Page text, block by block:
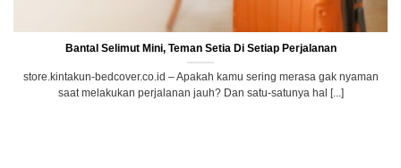
Bantal Selimut Mini, Teman Setia Di Setiap Perjalanan
store.kintakun-bedcover.co.id – Apakah kamu sering merasa gak nyaman
saat melakukan perjalanan jauh? Dan satu-satunya hal [...]